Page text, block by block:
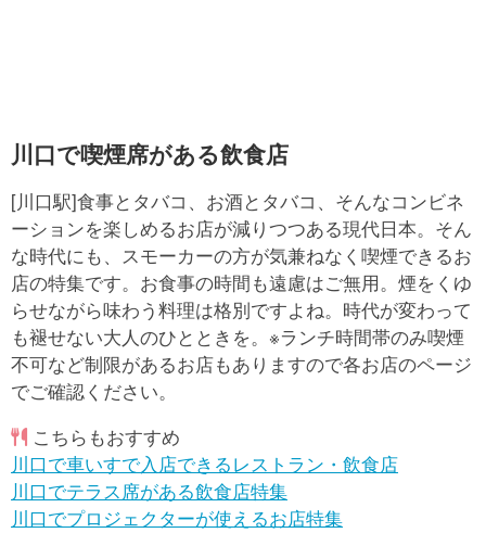
川口で喫煙席がある飲食店
[川口駅]食事とタバコ、お酒とタバコ、そんなコンビネ
ーションを楽しめるお店が減りつつある現代日本。そん
な時代にも、スモーカーの方が気兼ねなく喫煙できるお
店の特集です。お食事の時間も遠慮はご無用。煙をくゆ
らせながら味わう料理は格別ですよね。時代が変わって
も褪せない大人のひとときを。※ランチ時間帯のみ喫煙
不可など制限があるお店もありますので各お店のページ
でご確認ください。
こちらもおすすめ
川口で車いすで入店できるレストラン・飲食店
川口でテラス席がある飲食店特集
川口でプロジェクターが使えるお店特集